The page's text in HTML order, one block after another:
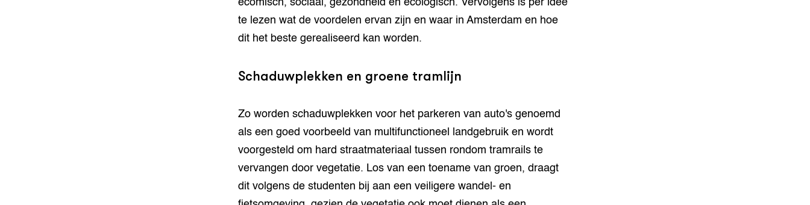
ecomisch, sociaal, gezondheid en ecologisch. Vervolgens is per idee
te lezen wat de voordelen ervan zijn en waar in Amsterdam en hoe
dit het beste gerealiseerd kan worden.
Schaduwplekken en groene tramlijn
Zo worden schaduwplekken voor het parkeren van auto's genoemd
als een goed voorbeeld van multifunctioneel landgebruik en wordt
voorgesteld om hard straatmateriaal tussen rondom tramrails te
vervangen door vegetatie. Los van een toename van groen, draagt
dit volgens de studenten bij aan een veiligere wandel- en